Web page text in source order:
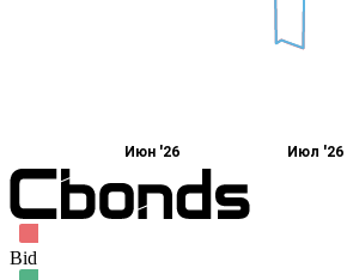
Июн '26 Июл '26
Bid